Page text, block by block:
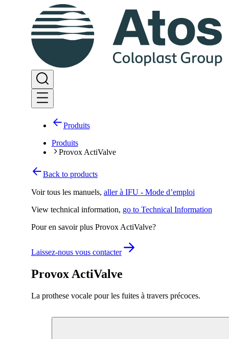
Produits
Produits
Provox ActiValve
Provox ActiValve
La prothese vocale pour les fuites à travers précoces.
Back to products
Voir tous les manuels, aller à IFU - Mode d’emploi
View technical information, go to Technical Information
Pour en savoir plus Provox ActiValve?
Laissez-nous vous contacter